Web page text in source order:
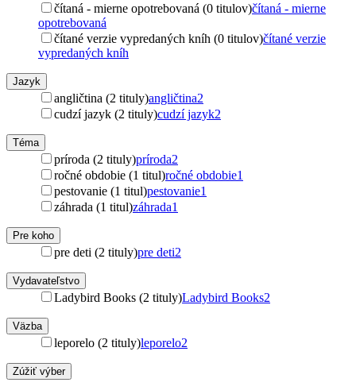
čítaná - mierne opotrebovaná (0 titulov)čítaná - mierne
opotrebovaná
čítané verzie vypredaných kníh (0 titulov)čítané verzie
vypredaných kníh
Jazyk
angličtina (2 tituly)angličtina2
cudzí jazyk (2 tituly)cudzí jazyk2
Téma
príroda (2 tituly)príroda2
ročné obdobie (1 titul)ročné obdobie1
pestovanie (1 titul)pestovanie1
záhrada (1 titul)záhrada1
Pre koho
pre deti (2 tituly)pre deti2
Vydavateľstvo
Ladybird Books (2 tituly)Ladybird Books2
Väzba
leporelo (2 tituly)leporelo2
Zúžiť výber